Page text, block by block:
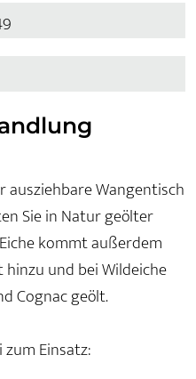
ausziehbare Wangentisch
Sie in Natur geölter
kommt außerdem
und bei Wildeiche
Cognac geölt.
Einsatz: